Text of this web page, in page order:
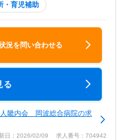
・育児補助
況を問い合わせる
る
畿内会 岡波総合病院の求
日：2026/02/09 求人番号：704942